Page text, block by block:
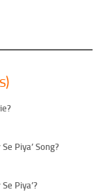
Piya’ Song?
Piya’?